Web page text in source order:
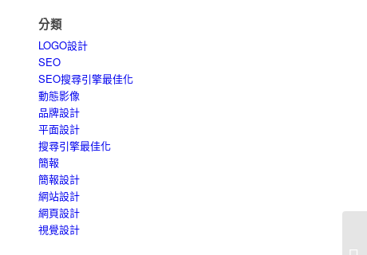
分類
LOGO設計
SEO
SEO搜尋引擎最佳化
動態影像
品牌設計
平面設計
搜尋引擎最佳化
簡報
簡報設計
網站設計
網頁設計
視覺設計